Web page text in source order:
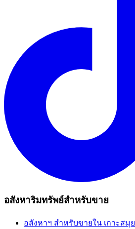
อสังหาริมทรัพย์สำหรับขาย
อสังหาฯ สำหรับขายใน เกาะสมุย